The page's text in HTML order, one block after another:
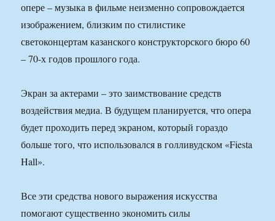
опере – музыка в фильме неизменно сопровождается
изображением, близким по стилистике
светоконцертам казанского конструкторского бюро 60
– 70-х годов прошлого года.
Экран за актерами – это заимствование средств
воздействия медиа. В будущем планируется, что опера
будет проходить перед экраном, который гораздо
больше того, что использовался в голливудском «Fiesta
Hall».
Все эти средства нового выражения искусства
помогают существенно экономить силы